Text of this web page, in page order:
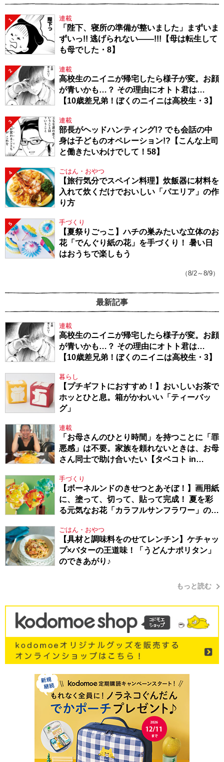
1 連載
「陛下、寝所の準備が整いました」まずいま
ずいっ!! 逃げられない――!!!【母は転生して
も母でした・8】
2 連載
高校生のニイニが帰宅したら様子が変。お顔
が青いかも…？ その理由にオトト君は…
【10歳差兄弟！ぼくのニイニは高校生・3】
3 連載
部長がヘッドハンティング!? でも会話の中
身は子どものオペレーション!?【こんな上司
と働きたいわけでして！58】
4 ごはん・おやつ
【旅行気分でスペイン料理】炊飯器に材料を
入れて炊くだけでおいしい「パエリア」の作
り方
5 手づくり
【夏祭りごっこ】ハチの巣みたいな立体のお
花「でんぐり紙の花」を手づくり！ 暑い日
はおうちで楽しもう
（8/2～8/9）
最新記事
連載
高校生のニイニが帰宅したら様子が変。お顔
が青いかも…？ その理由にオトト君は…
【10歳差兄弟！ぼくのニイニは高校生・3】
暮らし
【プチギフトにおすすめ！】おいしいお茶で
ホッとひと息。箱がかわいい「ティーバッ
グ」
連載
「お母さんのひとり時間」を持つことに「罪
悪感」は不要。家族を頼れないときは、お母
さん同士で助け合いたい【タベコト in
手づくり
【ボーネルンドのきせつとあそぼ！】画用紙
に、塗って、切って、貼って完成！ 夏を彩
る元気なお花「カラフルサンフラワー」の作
ごはん・おやつ
【具材と調味料をのせてレンチン】ケチャッ
プ×バターの王道味！「うどんナポリタン」
のできあがり♪
もっと読む